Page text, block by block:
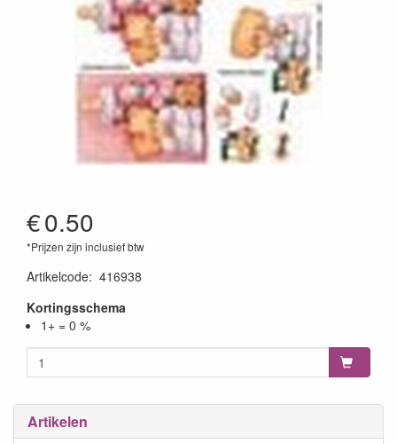
€0.50
*Prijzen zijn inclusief btw
Artikelcode: 416938
Kortingsschema
1+ = 0 %
Artikelen